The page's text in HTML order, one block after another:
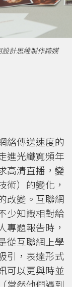
計思維製作跨媒
絡傳送速度的
進光纖寬頻年
高清直播，變
術）的變化，
改變。互聯網
少知識相對給
專題報告時，
從互聯網上學
引，表達形式
可以更與時並